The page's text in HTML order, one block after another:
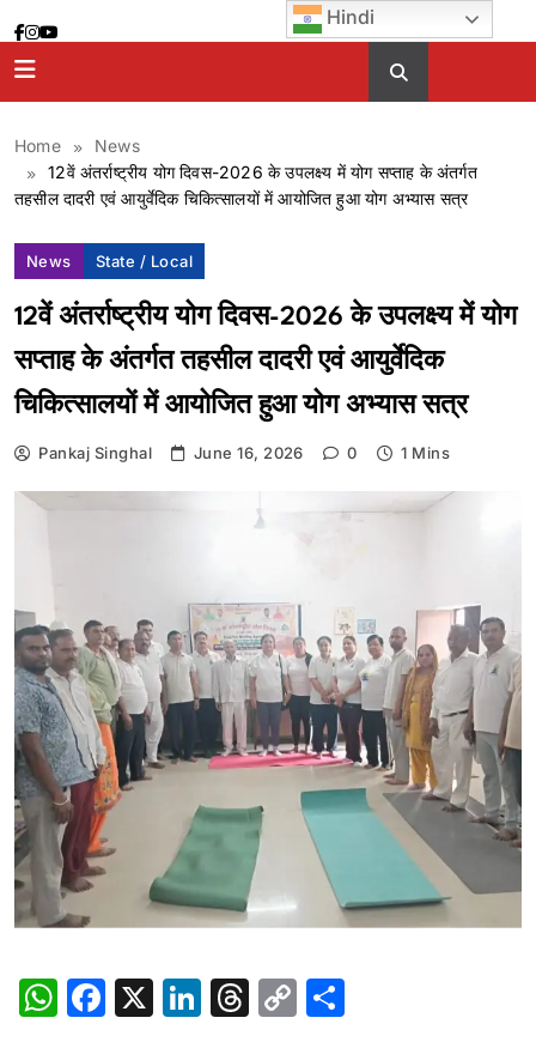
to
content
Home
News
12वें अंतर्राष्ट्रीय योग दिवस-2026 के उपलक्ष्य में योग सप्ताह के अंतर्गत
तहसील दादरी एवं आयुर्वेदिक चिकित्सालयों में आयोजित हुआ योग अभ्यास सत्र
News State / Local
12वें अंतर्राष्ट्रीय योग दिवस-2026 के उपलक्ष्य में योग
सप्ताह के अंतर्गत तहसील दादरी एवं आयुर्वेदिक
चिकित्सालयों में आयोजित हुआ योग अभ्यास सत्र
Pankaj Singhal June 16, 2026 0 1 Mins
WhatsApp
Facebook
X LinkedIn
Threads
Copy
Hindi